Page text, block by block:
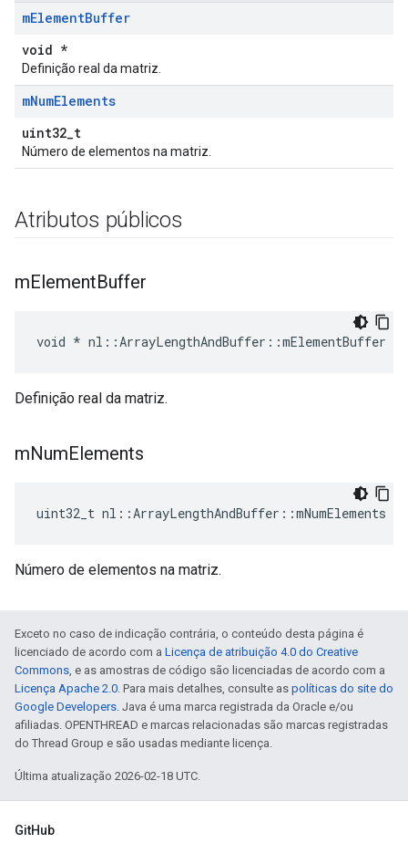
mElementBuffer
void *
Definição real da matriz.
mNumElements
uint32_t
Número de elementos na matriz.
Atributos públicos
mElementBuffer
void * nl::ArrayLengthAndBuffer::mElementBuffer
Definição real da matriz.
mNumElements
uint32_t nl::ArrayLengthAndBuffer::mNumElements
Número de elementos na matriz.
Exceto no caso de indicação contrária, o conteúdo desta página é
licenciado de acordo com a Licença de atribuição 4.0 do Creative
Commons, e as amostras de código são licenciadas de acordo com a
Licença Apache 2.0. Para mais detalhes, consulte as políticas do site do
Google Developers. Java é uma marca registrada da Oracle e/ou
afiliadas. OPENTHREAD e marcas relacionadas são marcas registradas
do Thread Group e são usadas mediante licença.
Última atualização 2026-02-18 UTC.
GitHub